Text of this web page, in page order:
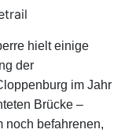
hielt einige
der
im Jahr
Brücke –
noch befahrenen,